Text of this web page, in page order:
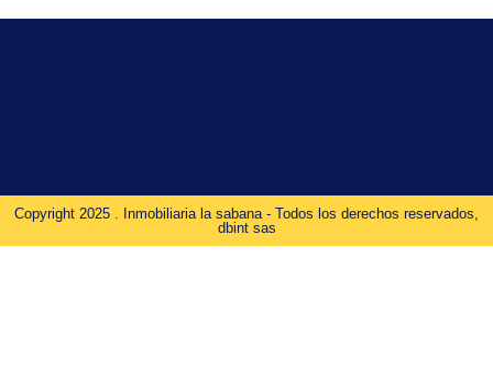
Copyright 2025 . Inmobiliaria la sabana - Todos los derechos reservados,
dbint sas